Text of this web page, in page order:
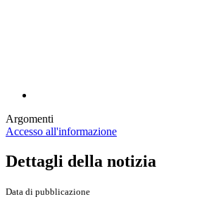
Argomenti
Accesso all'informazione
Dettagli della notizia
Data di pubblicazione